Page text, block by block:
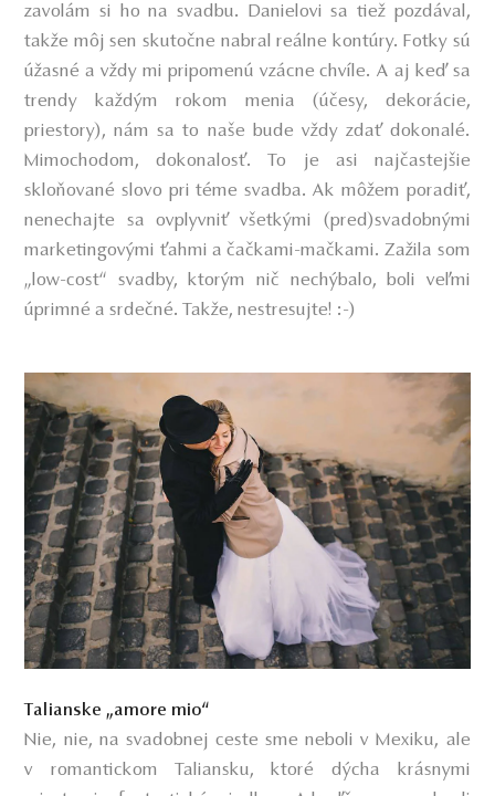
zavolám si ho na svadbu. Danielovi sa tiež pozdával,
takže môj sen skutočne nabral reálne kontúry. Fotky sú
úžasné a vždy mi pripomenú vzácne chvíle. A aj keď sa
trendy každým rokom menia (účesy, dekorácie,
priestory), nám sa to naše bude vždy zdať dokonalé.
Mimochodom, dokonalosť. To je asi najčastejšie
skloňované slovo pri téme svadba. Ak môžem poradiť,
nenechajte sa ovplyvniť všetkými (pred)svadobnými
marketingovými ťahmi a čačkami-mačkami. Zažila som
„low-cost“ svadby, ktorým nič nechýbalo, boli veľmi
úprimné a srdečné. Takže, nestresujte! :-)
Talianske „amore mio“
Nie, nie, na svadobnej ceste sme neboli v Mexiku, ale
v romantickom Taliansku, ktoré dýcha krásnymi